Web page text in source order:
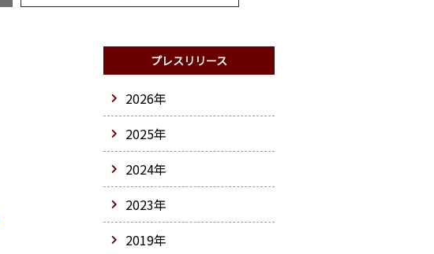
プレスリリース
2026年
2025年
2024年
2023年
2019年